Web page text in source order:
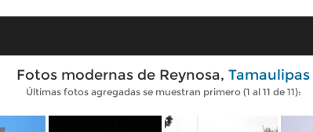
Fotos modernas de Reynosa, Tamaulipas
Últimas fotos agregadas se muestran primero (1 al 11 de 11):